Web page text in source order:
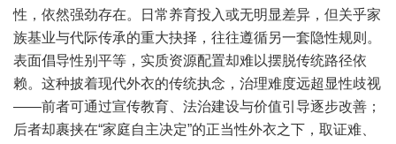
性，依然强劲存在。日常养育投入或无明显差异，但关乎家
族基业与代际传承的重大抉择，往往遵循另一套隐性规则。
表面倡导性别平等，实质资源配置却难以摆脱传统路径依
赖。这种披着现代外衣的传统执念，治理难度远超显性歧视
——前者可通过宣传教育、法治建设与价值引导逐步改善；
后者却裹挟在“家庭自主决定”的正当性外衣之下，取证难、